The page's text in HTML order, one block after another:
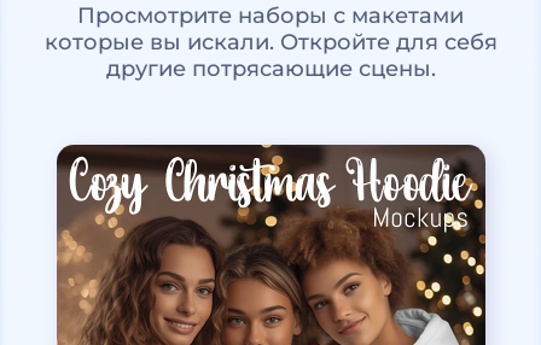
Просмотрите наборы с макетами
которые вы искали. Откройте для себя
другие потрясающие сцены.